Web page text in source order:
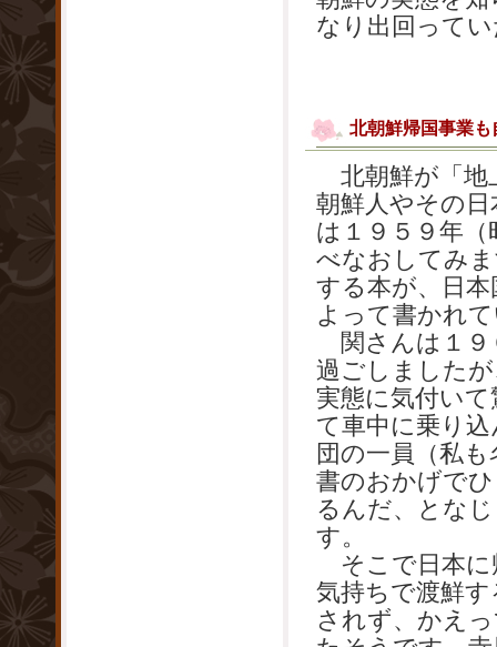
なり出回って
北朝鮮帰国事業
北朝鮮が「地
朝鮮人やその
は１９５９年
べなおしてみ
する本が、日
よって書かれ
関さんは１９
過ごしました
実態に気付い
て車中に乗り
団の一員（私
書のおかげで
るんだ、とな
す。
そこで日本に
気持ちで渡鮮
されず、かえ